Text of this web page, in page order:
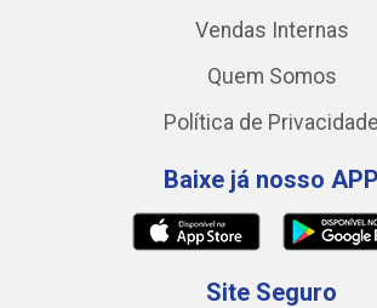
Vendas Internas
Quem Somos
Política de Privacidade
Baixe já nosso APP
Site Seguro